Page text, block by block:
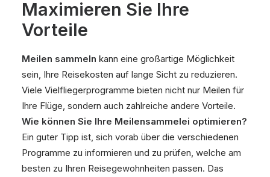
Maximieren Sie Ihre
Vorteile
Meilen sammeln kann eine großartige Möglichkeit
sein, Ihre Reisekosten auf lange Sicht zu reduzieren.
Viele Vielfliegerprogramme bieten nicht nur Meilen für
Ihre Flüge, sondern auch zahlreiche andere Vorteile.
Wie können Sie Ihre Meilensammelei optimieren?
Ein guter Tipp ist, sich vorab über die verschiedenen
Programme zu informieren und zu prüfen, welche am
besten zu Ihren Reisegewohnheiten passen. Das